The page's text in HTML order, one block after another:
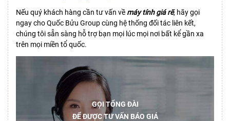
Nếu quý khách hàng cần tư vấn về máy tính giá rẽ, hãy gọi
ngay cho Quốc Bửu Group cùng hệ thống đối tác liên kết,
chúng tôi sẵn sàng hỗ trợ bạn mọi lúc mọi nơi bất kể gần xa
trên mọi miền tổ quốc.
GỌI TỔNG ĐÀI
ĐỂ ĐƯỢC TƯ VẤN BÁO GIÁ